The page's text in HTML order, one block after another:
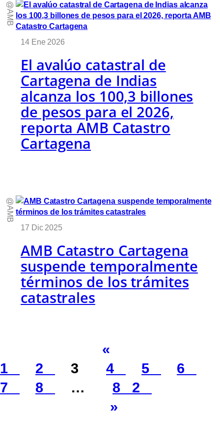
@AMB
14 Ene 2026
El avalúo catastral de
Cartagena de Indias
alcanza los 100,3 billones
de pesos para el 2026,
reporta AMB Catastro
Cartagena
@AMB
17 Dic 2025
AMB Catastro Cartagena
suspende temporalmente
términos de los trámites
catastrales
«
1
2 3 4 5
6
7
8 …
82
»